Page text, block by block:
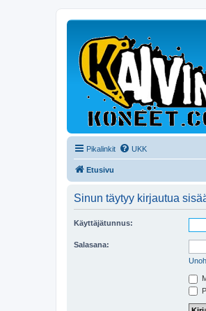
Pikalinkit UKK
Etusivu
Sinun täytyy kirjautua
Käyttäjätunnus:
Salasana: